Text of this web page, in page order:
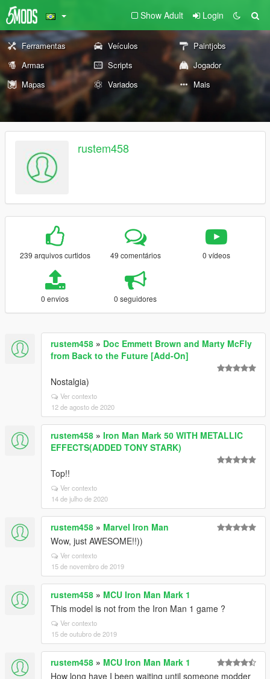
Show Adult Login
Ferramentas Veículos
Paintjobs
Armas
Scripts
Jogador
Mapas
Variados Mais
rustem458
239 arquivos curtidos 49 comentários 0 vídeos
0 envios 0 seguidores
rustem458 » Doc Emmett Brown and Marty McFly
from Back to the Future [Add-On]
Nostalgia)
Ver contexto
12 de agosto de 2020
rustem458 » Iron Man Mark 50 WITH METALLIC
EFFECTS(ADDED TONY STARK)
Top!!
Ver contexto
14 de julho de 2020
rustem458 » Marvel Iron Man
Wow, just AWESOME!!))
Ver contexto
15 de novembro de 2019
rustem458 » MCU Iron Man Mark 1
This model is not from the Iron Man 1 game ?
Ver contexto
15 de outubro de 2019
rustem458 » MCU Iron Man Mark 1
How long have I been waiting until someone modder